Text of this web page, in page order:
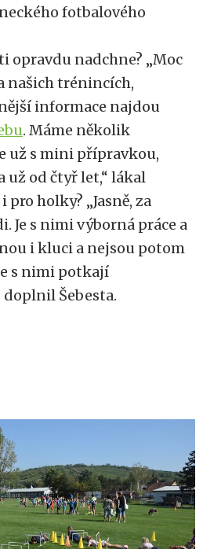
fotbalového
opravdu nadchne? „Moc
našich trénincích,
informace najdou
. Máme několik
už s mini přípravkou,
už od čtyř let,“ lákal
pro holky? „Jasně, za
Je s nimi výborná práce a
i kluci a nejsou potom
s nimi potkají
doplnil Šebesta.